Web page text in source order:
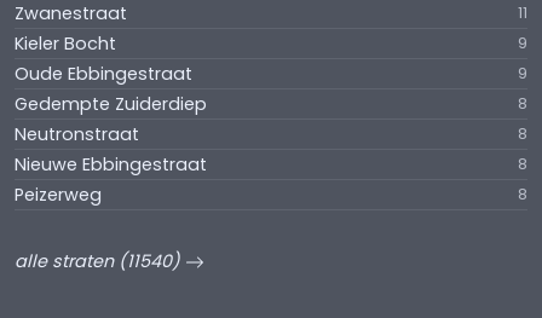
Zwanestraat 11
Kieler Bocht 9
Oude Ebbingestraat 9
Gedempte Zuiderdiep 8
Neutronstraat 8
Nieuwe Ebbingestraat 8
Peizerweg 8
alle straten (11540)